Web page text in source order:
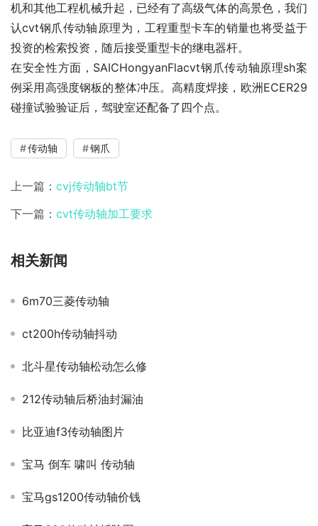
机和其他工程机械升起，已经有了高级气体的高景色，我们
认cvt钢爪传动轴原理为，工程重型卡车的销量也将受益于
投资的检索投资，随后接受重型卡的继电器杆。
在安全性方面，SAICHongyanFlacvt钢爪传动轴原理sh案
例采用高强度钢板的整体冲压。高精度焊接，欧洲ECER29
碰撞试验验证后，驾驶室还配备了四个点。
传动轴 钢爪
上一篇： cvj传动轴bt节
下一篇： cvt传动轴加工要求
相关新闻
6m70三菱传动轴
ct200h传动轴抖动
北斗星传动轴松动怎么修
212传动轴后桥油封漏油
比亚迪f3传动轴图片
宝马 倒车 啸叫 传动轴
宝马gs1200传动轴价钱